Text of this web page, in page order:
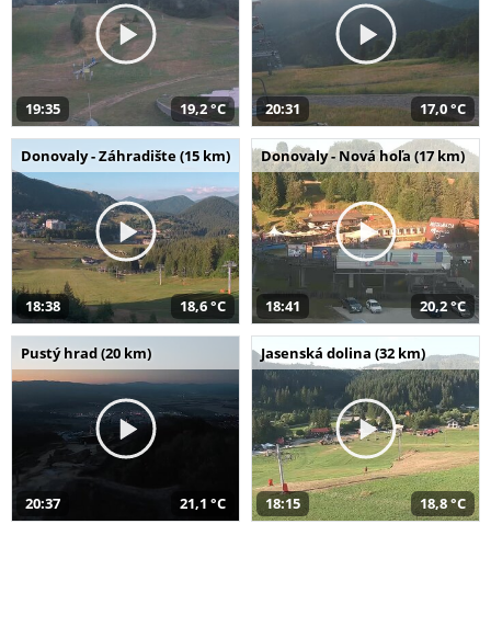
19:35 19,2 °C 20:31 17,0 °C
Donovaly - Záhradište (15 km)
18:38 18,6 °C
Donovaly - Nová hoľa (17 km)
18:41 20,2 °C
Pustý hrad (20 km)
20:37 21,1 °C
Jasenská dolina (32 km)
18:15 18,8 °C